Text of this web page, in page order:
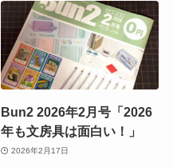
Bun2 2026年2月号「2026
年も文房具は面白い！」
2026年2月17日